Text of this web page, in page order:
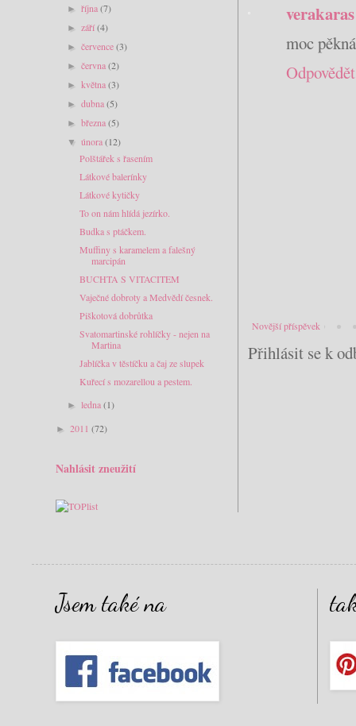
verakaras
moc
Odpovědět
Novější příspěvek
Přihlásit se k
►října(7)
►září(4)
►července(3)
►června(2)
►května(3)
►dubna(5)
►března(5)
▼února(12)
Polštářek s řasením
Látkové balerínky
Látkové kytičky
To on nám hlídá jezírko.
Budka s ptáčkem.
Muffiny s karamelem a falešný
marcipán
BUCHTA S VITACITEM
Vaječné dobroty a Medvědí česnek.
Piškotová dobrůtka
Svatomartinské rohlíčky - nejen na
Martina
Jablíčka v těstíčku a čaj ze slupek
Kuřecí s mozarellou a pestem.
►ledna(1)
► 2011 (72)
Nahlásit zneužití
Jsem také na